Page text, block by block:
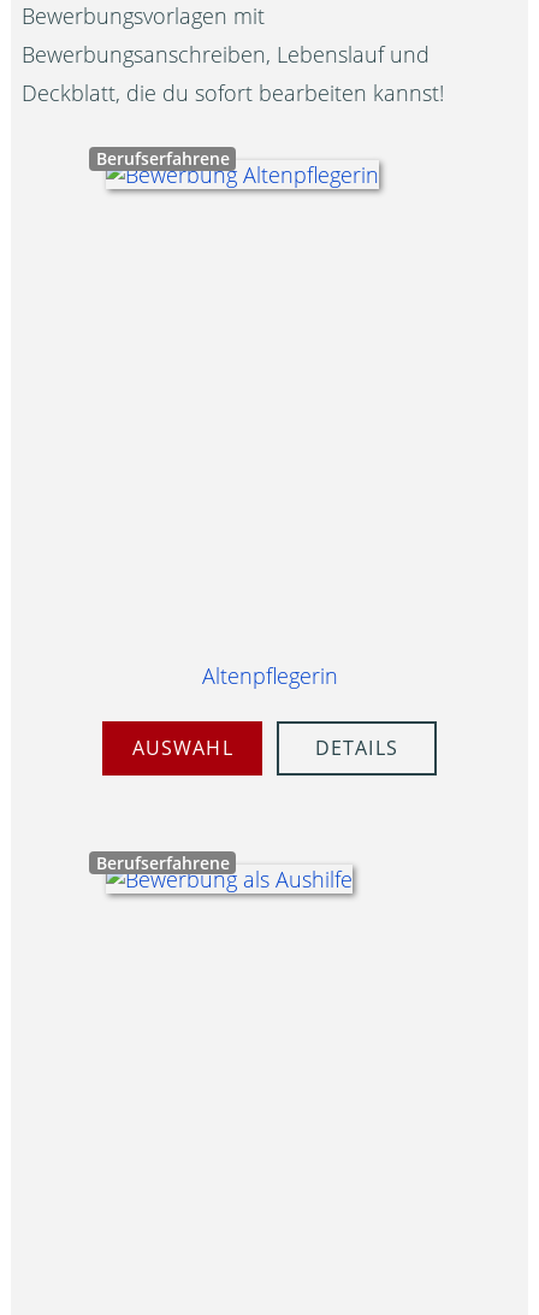
Bewerbungsvorlagen mit
Bewerbungsanschreiben, Lebenslauf und
Deckblatt, die du sofort bearbeiten kannst!
Berufserfahrene
Altenpflegerin
AUSWAHL DETAILS
Berufserfahrene